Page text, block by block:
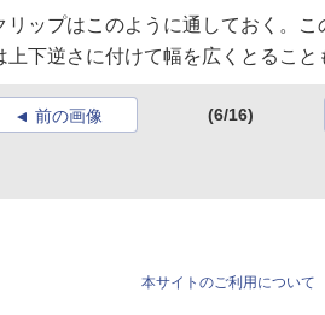
リップはこのように通しておく。
上下逆さに付けて幅を広くとること
前の画像 (6/16)
本サイトのご利用について